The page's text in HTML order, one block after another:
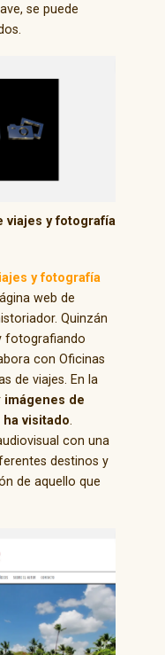
se puede
viajes y fotografía
y fotografía
web de
Quinzán
fotografiando
con Oficinas
de viajes. En la
imágenes de
visitado
con una
destinos y
de aquello que